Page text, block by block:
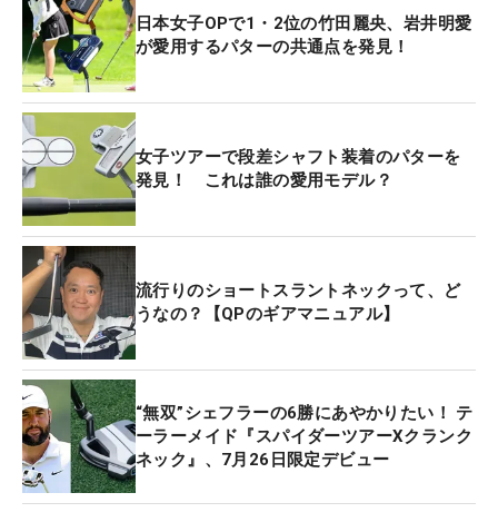
日本女子OPで1・2位の竹田麗央、岩井明愛
が愛用するパターの共通点を発見！
女子ツアーで段差シャフト装着のパターを
発見！ これは誰の愛用モデル？
流行りのショートスラントネックって、ど
うなの？【QPのギアマニュアル】
“無双”シェフラーの6勝にあやかりたい！ テ
ーラーメイド『スパイダーツアーXクランク
ネック』、7月26日限定デビュー